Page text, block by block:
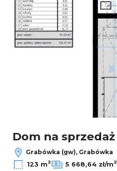
Dom na sprzedaż
Grabówka (gw), Grabówka
123 m2 5 668,64 zł/m2